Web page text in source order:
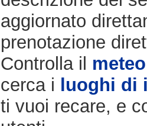
aggiornato
prenotazione
Controlla il meteo
cerca i luoghi di
ti vuoi recare, e